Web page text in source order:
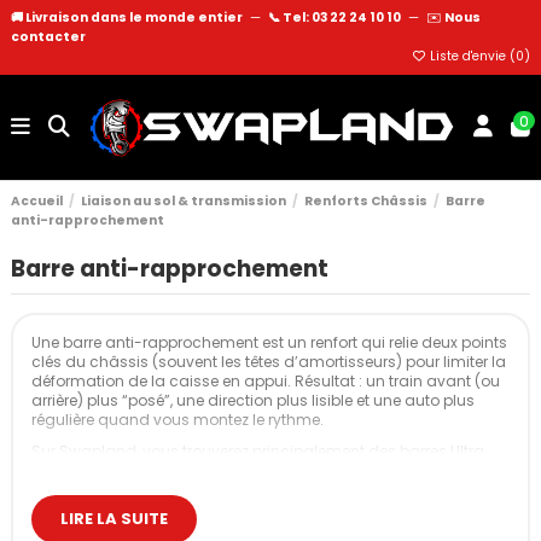
🚚 Livraison dans le monde entier — 📞 Tel: 03 22 24 10 10 — ✉️ Nous
contacter
Liste d'envie (0)
0
Accueil Liaison au sol & transmission Renforts Châssis
Barre
anti-rapprochement
Barre anti-rapprochement
Une barre anti-rapprochement est un renfort qui relie deux points
clés du châssis (souvent les têtes d’amortisseurs) pour limiter la
déformation de la caisse en appui. Résultat : un train avant (ou
arrière) plus “posé”, une direction plus lisible et une auto plus
régulière quand vous montez le rythme.
plateformes.
LIRE LA SUITE